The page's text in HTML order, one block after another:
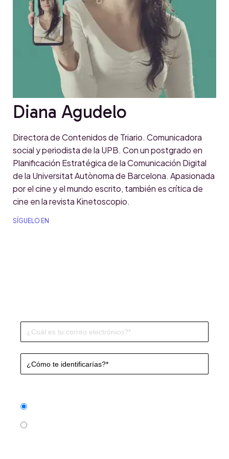
Diana Agudelo
Directora de Contenidos de Triario. Comunicadora
social y periodista de la UPB. Con un postgrado en
Planificación Estratégica de la Comunicación Digital
de la Universitat Autònoma de Barcelona. Apasionada
por el cine y el mundo escrito, también es crítica de
cine en la revista Kinetoscopio.
SÍGUELO EN